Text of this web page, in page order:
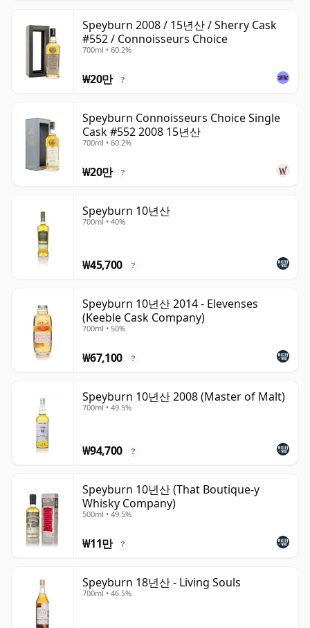
Speyburn 2008 / 15년산 / Sherry Cask
#552 / Connoisseurs Choice
700ml • 60.2%
₩20만 ?
Speyburn Connoisseurs Choice Single
Cask #552 2008 15년산
700ml • 60.2%
₩20만 ?
Speyburn 10년산
700ml • 40%
₩45,700 ?
Speyburn 10년산 2014 - Elevenses
(Keeble Cask Company)
700ml • 50%
₩67,100 ?
Speyburn 10년산 2008 (Master of Malt)
700ml • 49.5%
₩94,700 ?
Speyburn 10년산 (That Boutique-y
Whisky Company)
500ml • 49.5%
₩11만 ?
Speyburn 18년산 - Living Souls
700ml • 46.5%